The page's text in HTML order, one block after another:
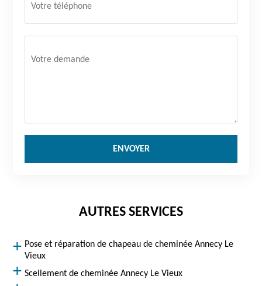
AUTRES SERVICES
Pose et réparation de chapeau de cheminée Annecy Le
Vieux
Scellement de cheminée Annecy Le Vieux